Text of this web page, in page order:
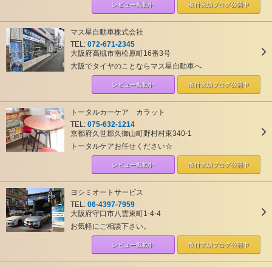
レビュー掲載中 取付実績ブログ公開中
マス星自動車株式会社
TEL: 072-671-2345
大阪府高槻市南松原町16番3号
大阪でタイヤのことならマス星自動車へ
レビュー掲載中 取付実績ブログ公開中
トータルカーケア カラット
TEL: 075-632-1214
京都府久世郡久御山町野村村東340-1
トータルケアお任せください☆
レビュー掲載中 取付実績ブログ公開中
ヨシミオートサービス
TEL: 06-4397-7959
大阪府守口市八雲東町1-4-4
お気軽にご相談下さい。
レビュー掲載中 取付実績ブログ公開中